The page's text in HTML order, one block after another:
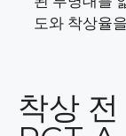
도와 착상율
착상